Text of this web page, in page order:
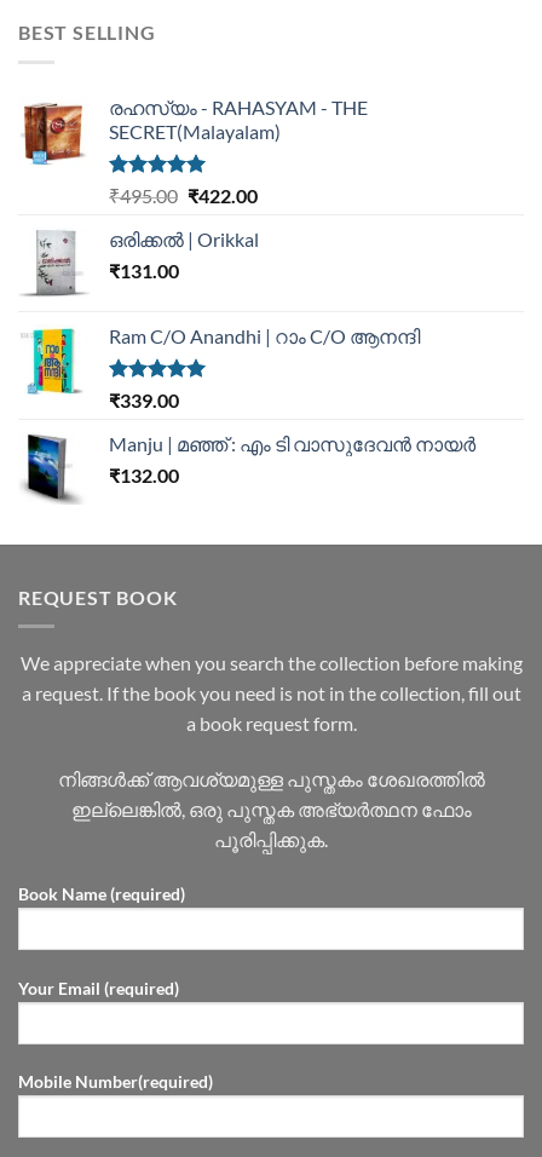
BEST SELLING
രഹസ്യം - RAHASYAM - THE
SECRET(Malayalam)
Rated5.00
₹495.00 ₹422.00
ഒരിക്കൽ | Orikkal
₹131.00
Ram C/O Anandhi | റാം C/O ആനന്ദി
Rated5.00
₹339.00
Manju | മഞ്ഞ് : എം ടി വാസുദേവന്‍ നായര്‍
₹132.00
REQUEST BOOK
We appreciate when you search the collection before making
a request. If the book you need is not in the collection, fill out
a book request form.
നിങ്ങൾക്ക് ആവശ്യമുള്ള പുസ്തകം ശേഖരത്തിൽ
ഇല്ലെങ്കിൽ, ഒരു പുസ്തക അഭ്യർത്ഥന ഫോം
പൂരിപ്പിക്കുക.
Book Name (required)
Your Email (required)
Mobile Number(required)